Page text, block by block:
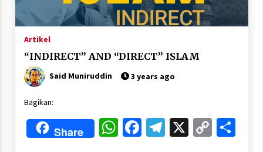
Artikel
“INDIRECT” AND “DIRECT” ISLAM
Said Muniruddin 3 years ago
Bagikan:
Share WhatsApp
Facebook
Telegram
X Copy